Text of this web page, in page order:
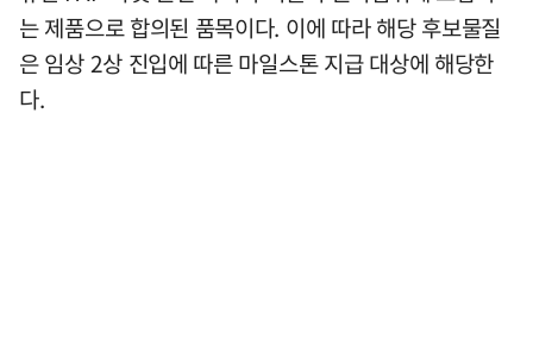
는 제품으로 합의된 품목이다. 이에 따라 해당 후보물질
은 임상 2상 진입에 따른 마일스톤 지급 대상에 해당한
다.